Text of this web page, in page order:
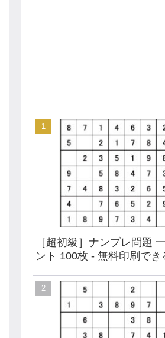
［超初級］ナンプレ問題
ント 100枚 - 無料印刷でき